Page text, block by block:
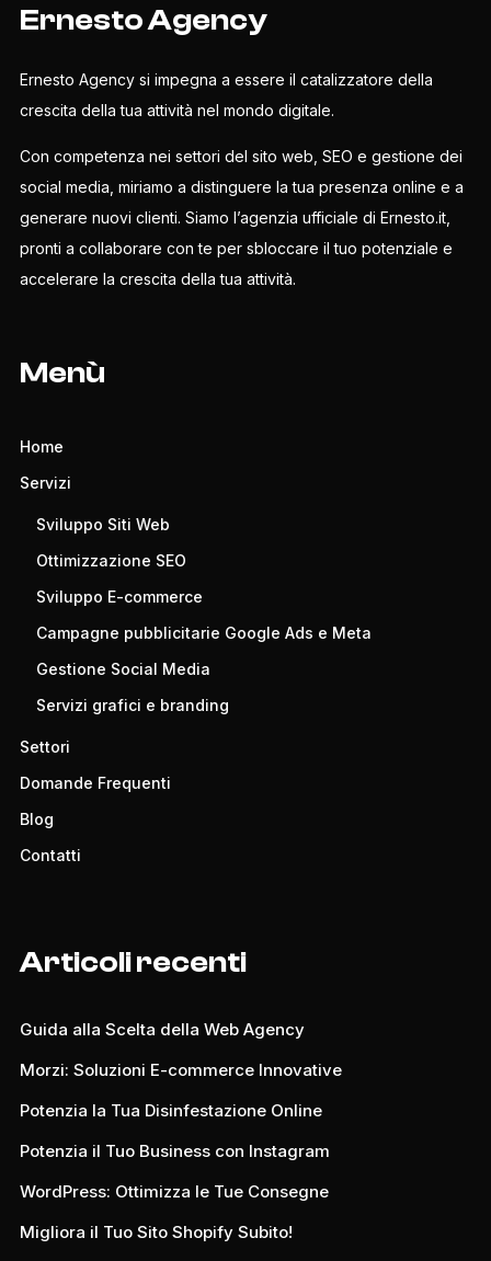
Ernesto Agency
Ernesto Agency si impegna a essere il catalizzatore della
crescita della tua attività nel mondo digitale.
Con competenza nei settori del sito web, SEO e gestione dei
social media, miriamo a distinguere la tua presenza online e a
generare nuovi clienti. Siamo l’agenzia ufficiale di Ernesto.it,
pronti a collaborare con te per sbloccare il tuo potenziale e
accelerare la crescita della tua attività.
Menù
Home
Servizi
Sviluppo Siti Web
Ottimizzazione SEO
Sviluppo E-commerce
Campagne pubblicitarie Google Ads e Meta
Gestione Social Media
Servizi grafici e branding
Settori
Domande Frequenti
Blog
Contatti
Articoli recenti
Guida alla Scelta della Web Agency
Morzi: Soluzioni E-commerce Innovative
Potenzia la Tua Disinfestazione Online
Potenzia il Tuo Business con Instagram
WordPress: Ottimizza le Tue Consegne
Migliora il Tuo Sito Shopify Subito!